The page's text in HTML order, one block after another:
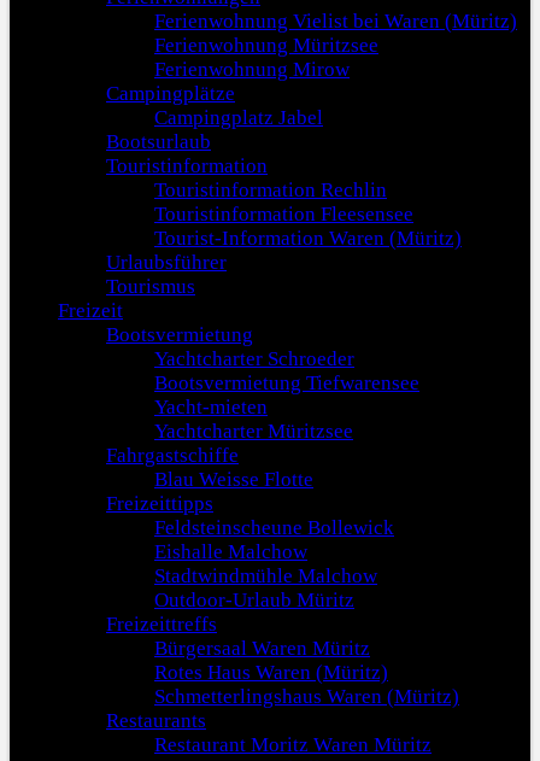
Ferienwohnung Vielist bei Waren (Müritz)
Ferienwohnung Müritzsee
Ferienwohnung Mirow
Campingplätze
Campingplatz Jabel
Bootsurlaub
Touristinformation
Touristinformation Rechlin
Touristinformation Fleesensee
Tourist-Information Waren (Müritz)
Urlaubsführer
Tourismus
Freizeit
Bootsvermietung
Yachtcharter Schroeder
Bootsvermietung Tiefwarensee
Yacht-mieten
Yachtcharter Müritzsee
Fahrgastschiffe
Blau Weisse Flotte
Freizeittipps
Feldsteinscheune Bollewick
Eishalle Malchow
Stadtwindmühle Malchow
Outdoor-Urlaub Müritz
Freizeittreffs
Bürgersaal Waren Müritz
Rotes Haus Waren (Müritz)
Schmetterlingshaus Waren (Müritz)
Restaurants
Restaurant Moritz Waren Müritz